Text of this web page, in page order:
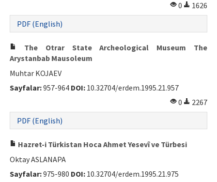
0
1626
PDF (English)
The Otrar State Archeological Museum The
Arystanbab Mausoleum
Muhtar KOJAEV
Sayfalar:957-964 DOI: 10.32704/erdem.1995.21.957
0
2267
PDF (English)
Hazret-i Türkistan Hoca Ahmet Yesevî ve Türbesi
Oktay ASLANAPA
Sayfalar:975-980 DOI: 10.32704/erdem.1995.21.975